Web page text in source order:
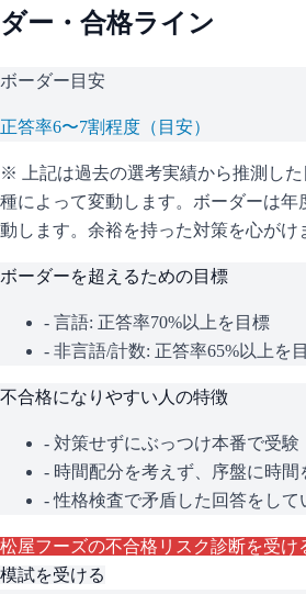
ダー・合格ライン
ボーダー目安
正答率6〜7割程度（目安）
※ 上記は過去の選考実績から推測し
種によって変動します。 ボーダーは年
動します。余裕を持った対策を心がけ
ボーダーを超えるための目標
- 言語: 正答率70%以上を目標
- 非言語/計数: 正答率65%以上を
不合格になりやすい人の特徴
- 対策せずにぶっつけ本番で受験
- 時間配分を考えず、序盤に時間
- 性格検査で矛盾した回答をして
松屋フーズの不合格リスク診断を受
模試を受ける